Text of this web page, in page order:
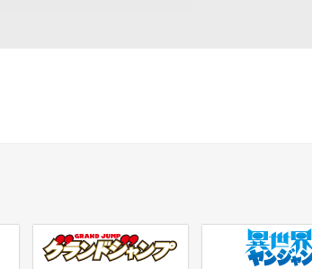
グランドジャンプ 異世界ヤンジャン